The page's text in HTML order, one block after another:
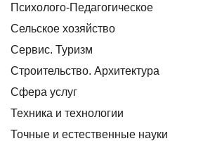
Психолого-Педагогическое
Сельское хозяйство
Сервис. Туризм
Строительство. Архитектура
Сфера услуг
Техника и технологии
Точные и естественные науки